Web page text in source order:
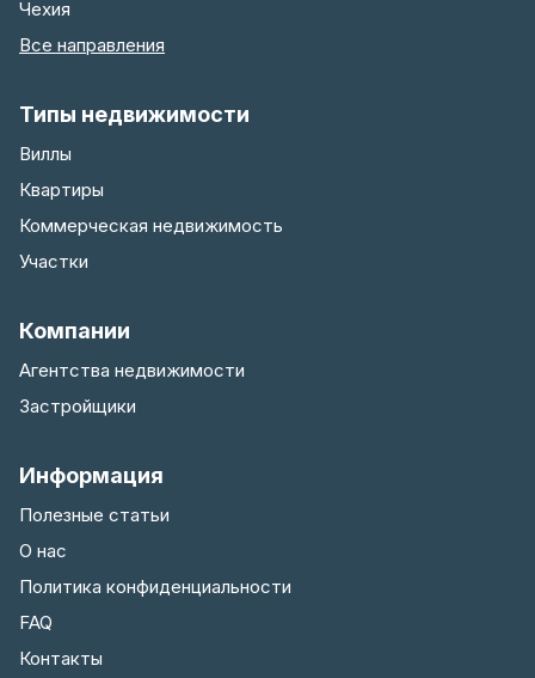
Чехия
Все направления
Типы недвижимости
Виллы
Квартиры
Коммерческая недвижимость
Участки
Компании
Агентства недвижимости
Застройщики
Информация
Полезные статьи
О нас
Политика конфиденциальности
FAQ
Контакты